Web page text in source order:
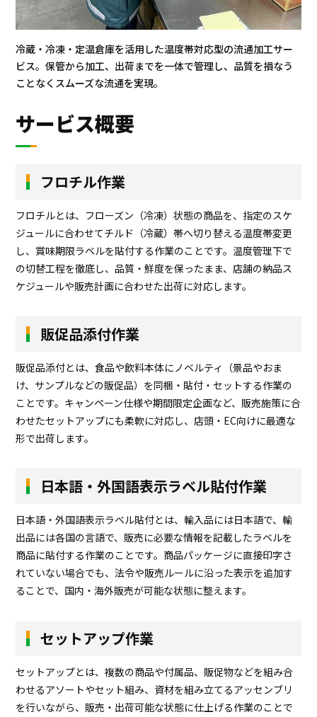
冷蔵・冷凍・定温倉庫を活用した温度帯対応型の流通加工サー
ビス。保管から加工、出荷までを一体で管理し、品質を損なう
ことなくスムーズな流通を実現。
サービス概要
フロチル作業
フロチルとは、フローズン（冷凍）状態の商品を、指定のスケ
ジュールに合わせてチルド（冷蔵）帯へ切り替える温度帯変更
し、賞味期限ラベルを貼付する作業のことです。温度管理下で
の切替工程を徹底し、品質・鮮度を保ったまま、店舗の納品ス
ケジュールや販売計画に合わせた出荷に対応します。
販促品添付作業
販促品添付とは、食品や飲料本体にノベルティ（景品やおま
け、サンプルなどの販促品）を同梱・貼付・セットする作業の
ことです。キャンペーン仕様や期間限定企画など、販売施策に合
わせたセットアップにも柔軟に対応し、店頭・EC向けに最適な
形で出荷します。
日本語・外国語表示ラベル貼付作業
日本語・外国語表示ラベル貼付とは、輸入品には日本語で、輸
出品には各国の言語で、販売に必要な情報を記載したラベルを
商品に貼付する作業のことです。商品パッケージに直接印字さ
れていない場合でも、法令や販売ルールに沿った表示を追加す
ることで、国内・海外販売が可能な状態に整えます。
セットアップ作業
セットアップとは、複数の商品や付属品、販促物などを組み合
わせるアソートやセット組み、資材を組み立てるアッセンブリ
を行いながら、販売・出荷可能な状態に仕上げる作業のことで